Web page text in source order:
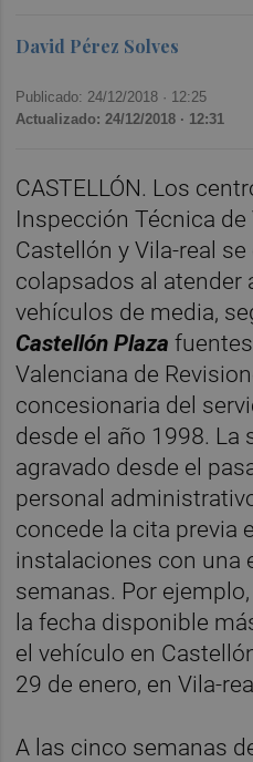
David Pérez Solves
Publicado: 24/12/2018 · 12:25
Actualizado: 24/12/2018 · 12:31
CASTELLÓN. Los
Inspección Técnica de
Castellón y Vila-real
colapsados al atender
vehículos de media,
Castellón Plaza
Valenciana de
concesionaria del
desde el año 1998. La
agravado desde el
personal
concede la cita previa
instalaciones con una
semanas. Por
la fecha disponible
el vehículo en
29 de enero, en Vila-
A las cinco semanas